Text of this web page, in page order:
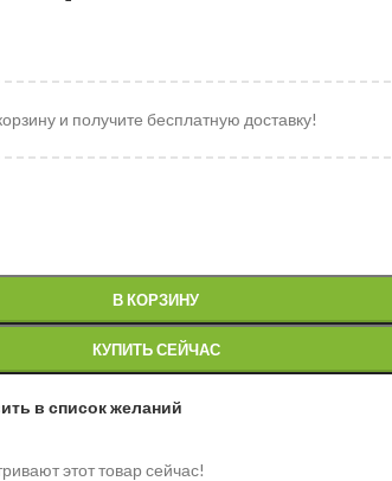
и получите бесплатную доставку!
В КОРЗИНУ
КУПИТЬ СЕЙЧАС
в список желаний
этот товар сейчас!